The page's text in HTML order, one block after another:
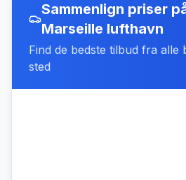
Sammenlign priser
Marseille lufthavn
Find de bedste tilbud fra alle
sted